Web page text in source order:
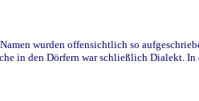
wurden offensichtlich so
in den Dörfern war schließlich Dialekt.